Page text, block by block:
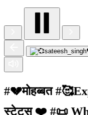
#💔मोहब्बत
स्टेटस ❤️ #📜